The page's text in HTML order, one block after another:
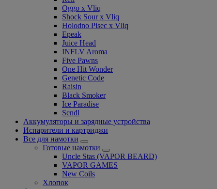
Oggo x Vliq
Shock Sour x Vliq
Holodno Pisec x Vliq
Epeak
Juice Head
INFLV Aroma
Five Pawns
One Hit Wonder
Genetic Code
Raisin
Black Smoker
Ice Paradise
Scndl
Аккумуляторы и зарядные устройства
Испарители и картриджи
Все для намотки
Готовые намотки
Uncle Stas (VAPOR BEARD)
VAPOR GAMES
New Coils
Хлопок